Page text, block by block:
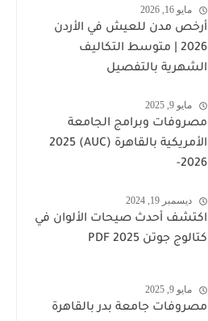
مايو 16, 2026
أرخص مدن للعيش في الأردن
2026 | متوسط التكاليف
الشهرية بالتفصيل
مايو 9, 2025
مصروفات وبرامج الجامعة
الأمريكية بالقاهرة (AUC) 2025
-2026
ديسمبر 19, 2024
اكتشف أحدث صيحات الألوان في
كتالوج جوتن PDF 2025
مايو 9, 2025
مصروفات جامعة بدر بالقاهرة